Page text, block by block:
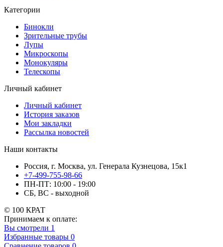
Категории
Бинокли
Зрительные трубы
Лупы
Микроскопы
Монокуляры
Телескопы
Личный кабинет
Личный кабинет
История заказов
Мои закладки
Рассылка новостей
Наши контакты
Россия, г. Москва, ул. Генерала Кузнецова, 15к1
+7-499-755-98-66
ПН-ПТ: 10:00 - 19:00
СБ, ВС - выходной
© 100 КРАТ
Принимаем к оплате:
Вы смотрели 1
Избранные товары 0